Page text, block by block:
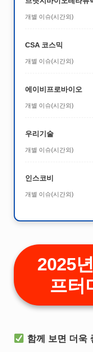
개별 이슈(시간외)
CSA 코스믹
개별 이슈(시간외)
에이비프로바이오
개별 이슈(시간외)
우리기술
개별 이슈(시간외)
인스코비
개별 이슈(시간외)
2025
프터
함께 보면 더욱